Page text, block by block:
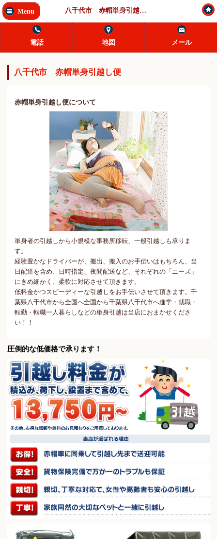
Menu 八千代市 赤帽単身引越し 緊急配送
電話 地図 メール
八千代市 赤帽単身引越し便
赤帽単身引越し便について
単身者の引越しから小規模な事務所移転、一般引越しも承りま
す。
経験豊かなドライバーが、搬出、搬入のお手伝いはもちろん、当
日配達を含め、日時指定、夜間配送など、それぞれの「ニーズ」
にきめ細かく、柔軟に対応させて頂きます。
低料金かつスピーディーな引越しをお手伝いさせて頂きます。千
葉県八千代市から全国へ全国から千葉県八千代市へ進学・就職・
転勤・転職一人暮らしなどの単身引越は当店におまかせくださ
い！！
圧倒的な低価格で承ります！